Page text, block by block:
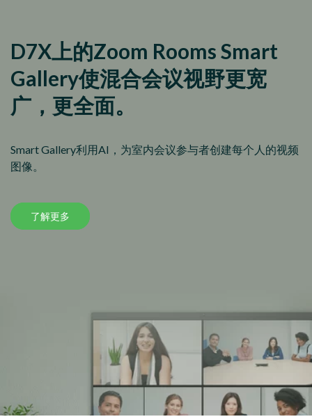
D7X上的Zoom Rooms Smart
Gallery使混合会议视野更宽
广，更全面。
Smart Gallery利用AI，为室内会议参与者创建每个人的视频
图像。
了解更多